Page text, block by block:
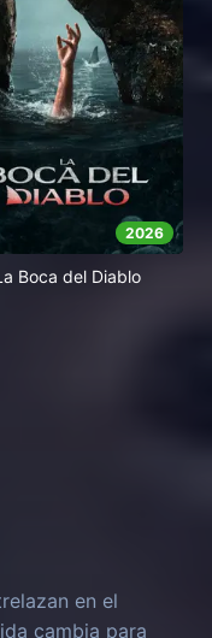
2026
Boca del Diablo
en el
cambia para